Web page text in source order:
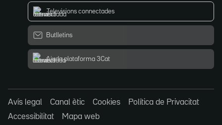
Televisions connectades
Butlletins
Ajuda plataforma 3Cat
Avís legal Canal ètic Cookies
Política de Privacitat
Accessibilitat
Mapa web